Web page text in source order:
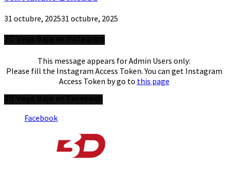
31 octubre, 202531 octubre, 2025
This message appears for Admin Users only:
Please fill the Instagram Access Token. You can get Instagram
Access Token by go to this page
Facebook